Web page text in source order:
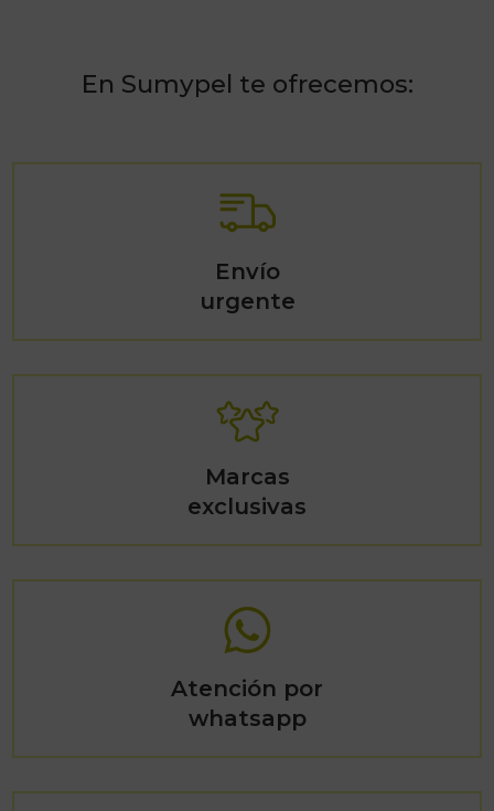
En Sumypel te ofrecemos:
Envío
urgente
Marcas
exclusivas
Atención por
whatsapp